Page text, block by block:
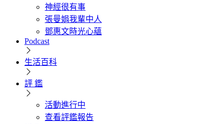
神經很有事
張曼娟我輩中人
鄧惠文時光心蘊
Podcast
生活百科
評 鑑
活動進行中
查看評鑑報告